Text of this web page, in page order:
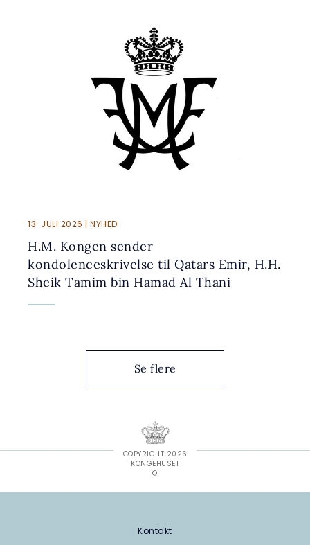
13. JULI 2026 | NYHED
H.M. Kongen sender
kondolenceskrivelse til Qatars Emir, H.H.
Sheik Tamim bin Hamad Al Thani
Se flere
COPYRIGHT 2026
KONGEHUSET
©
Kontakt